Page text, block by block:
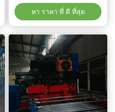
/ ผ่าน การเปลี่ยนม้วนอย่าง
รวดเร็ว
หา ราคา ที่ ดี ที่สุด